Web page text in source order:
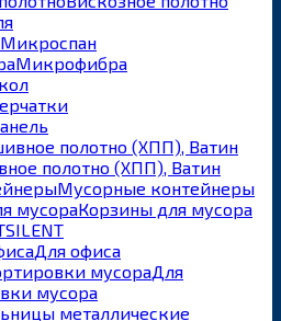
Микроспан
Микрофибра
полотно (ХПП), Ватин
Мусорные контейнеры
Корзины для мусора
SILENT
Для офиса
Для
мусора